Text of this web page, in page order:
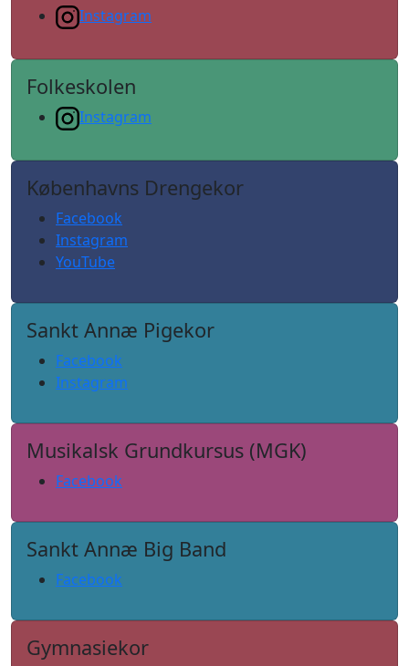
Instagram
Folkeskolen
Instagram
Københavns Drengekor
Facebook
Instagram
YouTube
Sankt Annæ Pigekor
Facebook
Instagram
Musikalsk Grundkursus (MGK)
Facebook
Sankt Annæ Big Band
Facebook
Gymnasiekor